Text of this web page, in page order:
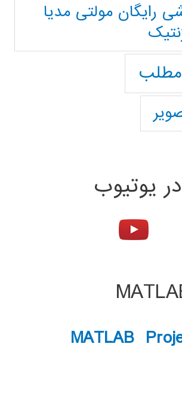
رایگان مولتی مدیا
مطلب
یوتیوب
MATLAB